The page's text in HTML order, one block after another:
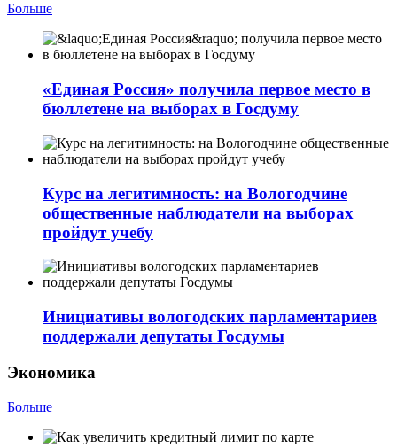
Больше
«Единая Россия» получила первое место в
бюллетене на выборах в Госдуму
Курс на легитимность: на Вологодчине
общественные наблюдатели на выборах
пройдут учебу
Инициативы вологодских парламентариев
поддержали депутаты Госдумы
Экономика
Больше